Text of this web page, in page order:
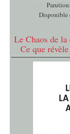
Disponible
Le Chaos de
Ce que